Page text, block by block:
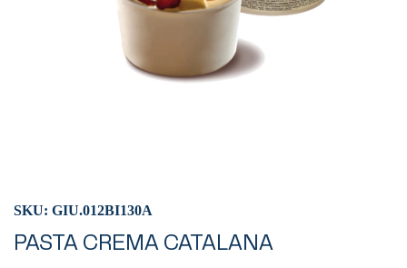
SKU: GIU.012BI130A
PASTA CREMA CATALANA